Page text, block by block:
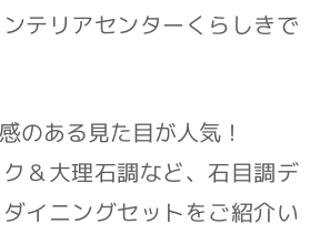
テリアセンターくらしきで
のある見た目が人気！
＆大理石調など、石目調デ
イニングセットをご紹介い